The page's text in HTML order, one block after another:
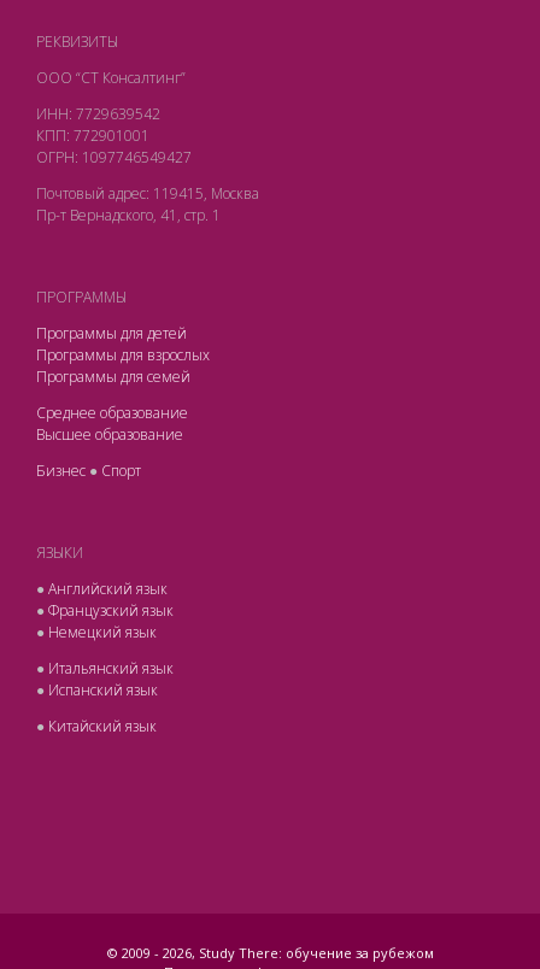
РЕКВИЗИТЫ
ООО “СТ Консалтинг”
ИНН: 7729639542
КПП: 772901001
ОГРН: 1097746549427
Почтовый адрес: 119415, Москва
Пр-т Вернадского, 41, стр. 1
ПРОГРАММЫ
Программы для детей
Программы для взрослых
Программы для семей
Среднее образование
Высшее образование
Бизнес ● Спорт
ЯЗЫКИ
●Английский язык
●Французский язык
● Немецкий язык
● Итальянский язык
● Испанский язык
● Китайский язык
© 2009 - 2026, Study There: обучение за рубежом